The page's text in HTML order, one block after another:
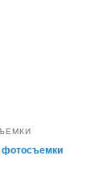
фотосъемки